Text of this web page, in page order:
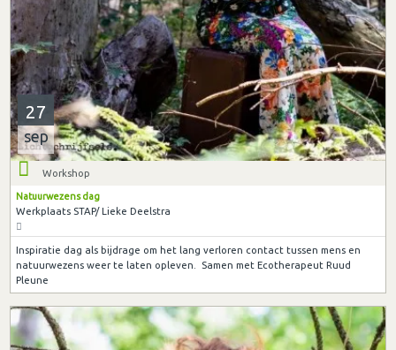
27
sep
Workshop
Natuurwezens dag
Werkplaats STAP/ Lieke Deelstra
Inspiratie dag als bijdrage om het lang verloren contact tussen mens en
natuurwezens weer te laten opleven. Samen met Ecotherapeut Ruud
Pleune